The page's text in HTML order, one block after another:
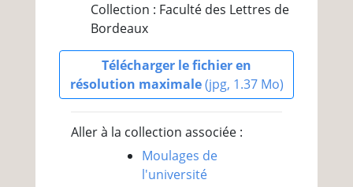
Collection : Faculté des Lettres de
Bordeaux
Télécharger le fichier en
résolution maximale(jpg, 1.37 Mo)
Aller à la collection associée :
Moulages de
l'université